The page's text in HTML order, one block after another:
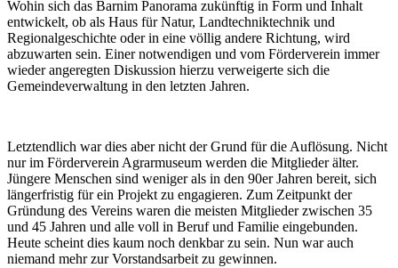
Wohin sich das Barnim Panorama zukünftig in Form und Inhalt
entwickelt, ob als Haus für Natur, Landtechniktechnik und
Regionalgeschichte oder in eine völlig andere Richtung, wird
abzuwarten sein. Einer notwendigen und vom Förderverein immer
wieder angeregten Diskussion hierzu verweigerte sich die
Gemeindeverwaltung in den letzten Jahren.
Letztendlich war dies aber nicht der Grund für die Auflösung. Nicht
nur im Förderverein Agrarmuseum werden die Mitglieder älter.
Jüngere Menschen sind weniger als in den 90er Jahren bereit, sich
längerfristig für ein Projekt zu engagieren. Zum Zeitpunkt der
Gründung des Vereins waren die meisten Mitglieder zwischen 35
und 45 Jahren und alle voll in Beruf und Familie eingebunden.
Heute scheint dies kaum noch denkbar zu sein. Nun war auch
niemand mehr zur Vorstandsarbeit zu gewinnen.